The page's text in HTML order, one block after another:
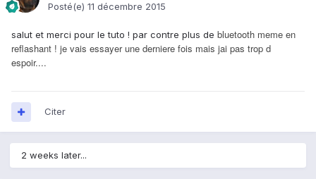
Posté(e) 11 décembre 2015
salut et merci pour le tuto ! par contre plus de bluetooth meme en
reflashant ! je vais essayer une derniere fois mais jai pas trop d
espoir....
Citer
2 weeks later...